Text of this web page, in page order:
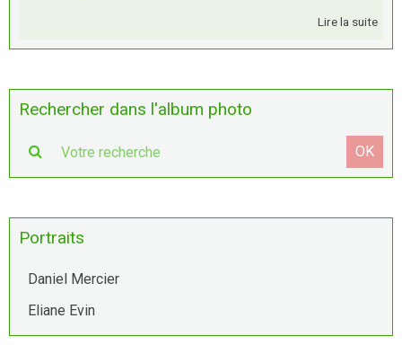
Lire la suite
Rechercher dans l'album photo
OK
Portraits
Daniel Mercier
Eliane Evin